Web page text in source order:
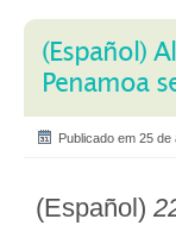
(Español)
Penamoa
Publicado em 25 de
(Español)